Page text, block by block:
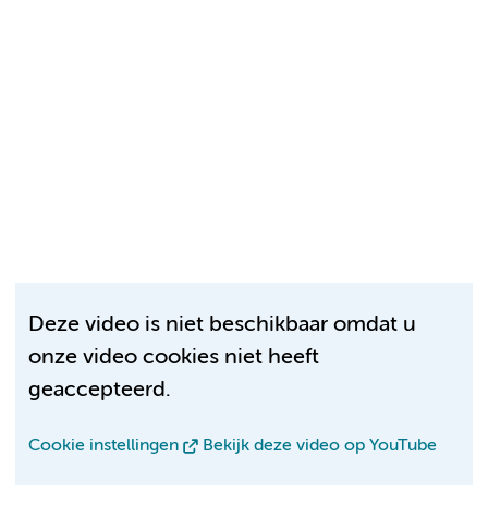
Deze video is niet beschikbaar omdat u
onze video cookies niet heeft
geaccepteerd.
Cookie instellingen Bekijk deze video op YouTube